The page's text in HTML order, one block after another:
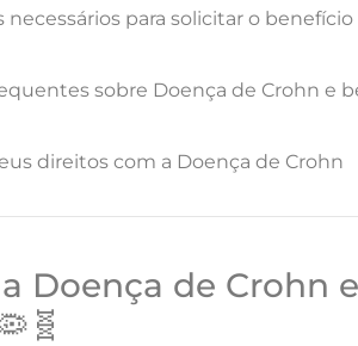
para solicitar o benefício
sobre Doença de Crohn e
direitos com a Doença de Crohn
a Doença de Crohn